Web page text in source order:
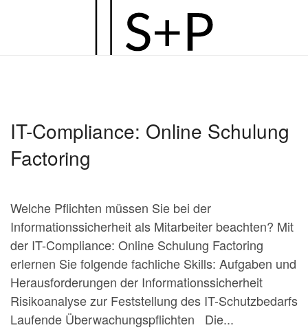
IT-Compliance: Online Schulung
Factoring
Welche Pflichten müssen Sie bei der
Informationssicherheit als Mitarbeiter beachten? Mit
der IT-Compliance: Online Schulung Factoring
erlernen Sie folgende fachliche Skills: Aufgaben und
Herausforderungen der Informationssicherheit
Risikoanalyse zur Feststellung des IT-Schutzbedarfs
Laufende Überwachungspflichten Die...